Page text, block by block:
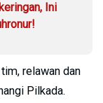
Ini
relawan dan
Pilkada.